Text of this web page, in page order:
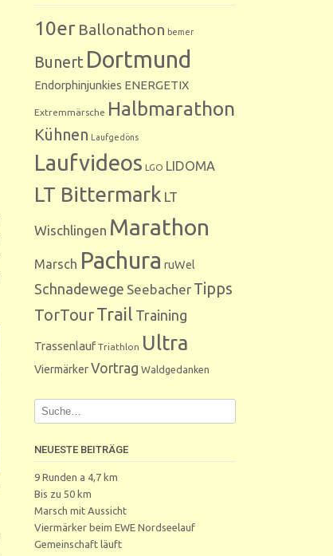
10er Ballonathon bemer
Bunert Dortmund
Endorphinjunkies ENERGETIX
Extremmärsche Halbmarathon
Kühnen Laufgedöns
Laufvideos LGO LIDOMA
LT Bittermark LT
Wischlingen Marathon
Marsch Pachura ruWel
Schnadewege Seebacher Tipps
TorTourTrail Training
Trassenlauf Triathlon Ultra
ViermärkerVortrag Waldgedanken
NEUESTE BEITRÄGE
9 Runden a 4,7 km
Bis zu 50 km
Marsch mit Aussicht
Viermärker beim EWE Nordseelauf
Gemeinschaft läuft